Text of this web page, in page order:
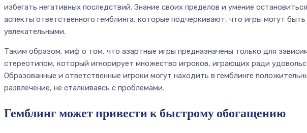
избегать негативных последствий. Знание своих пределов и умение
аспекты ответственного гемблинга, которые подчеркивают, что игры могут
увлекательными.
Таким образом, миф о том, что азартные игры предназначены только для
стереотипом, который игнорирует множество игроков, играющих ради
Образованные и ответственные игроки могут находить в гемблинге
развлечение, не сталкиваясь с проблемами.
Гемблинг может привести к быстрому обогащению